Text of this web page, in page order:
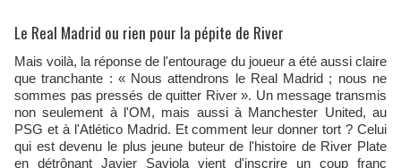
Le Real Madrid ou rien pour la pépite de River
Mais voilà, la réponse de l'entourage du joueur a été aussi claire
que tranchante : « Nous attendrons le Real Madrid ; nous ne
sommes pas pressés de quitter River ». Un message transmis
non seulement à l'OM, mais aussi à Manchester United, au
PSG et à l'Atlético Madrid. Et comment leur donner tort ? Celui
qui est devenu le plus jeune buteur de l'histoire de River Plate
en détrônant Javier Saviola vient d'inscrire un coup franc